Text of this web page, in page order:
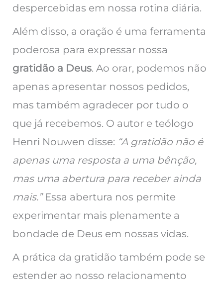
despercebidas em nossa rotina diária.
Além disso, a oração é uma ferramenta
poderosa para expressar nossa
gratidão a Deus. Ao orar, podemos não
apenas apresentar nossos pedidos,
mas também agradecer por tudo o
que já recebemos. O autor e teólogo
Henri Nouwen disse: “A gratidão não é
apenas uma resposta a uma bênção,
mas uma abertura para receber ainda
mais.”Essa abertura nos permite
experimentar mais plenamente a
bondade de Deus em nossas vidas.
A prática da gratidão também pode se
estender ao nosso relacionamento